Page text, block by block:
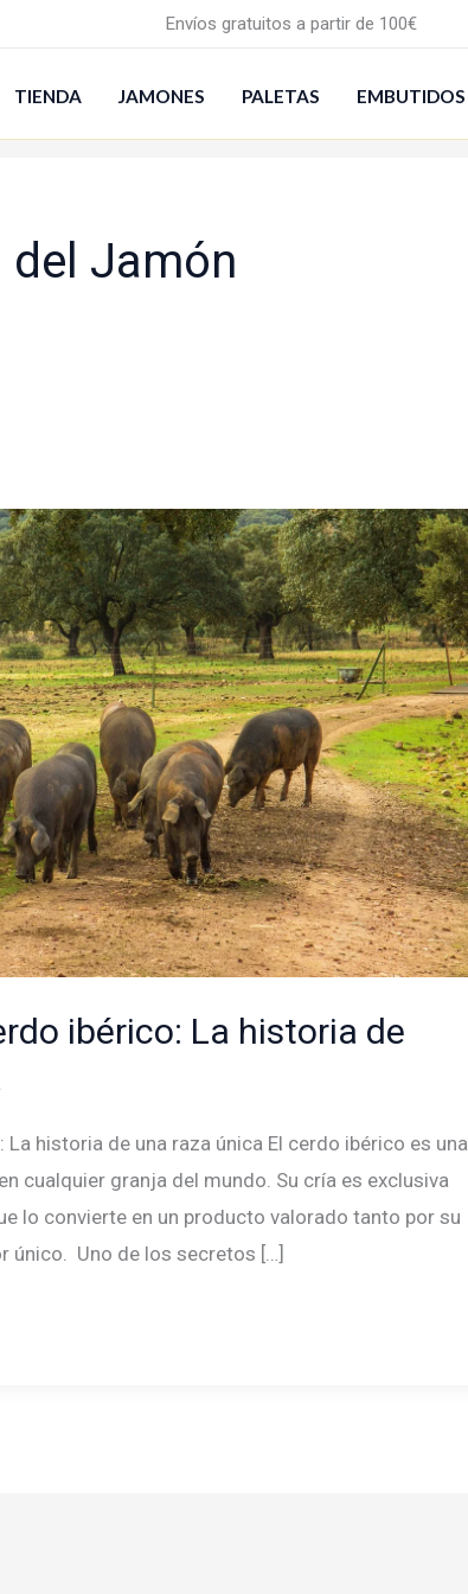
Envíos gratuitos a partir de 100€
TIENDA JAMONES PALETAS EMBUTIDOS
del Jamón
ibérico: La historia de
historia de una raza única El cerdo ibérico es una
cualquier granja del mundo. Su cría es exclusiva
lo convierte en un producto valorado tanto por su
único. Uno de los secretos […]